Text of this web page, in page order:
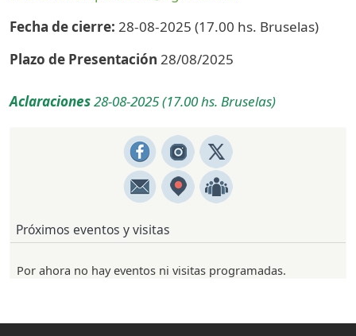
Fecha de cierre: 28-08-2025 (17.00 hs. Bruselas)
Plazo de Presentación 28/08/2025
Aclaraciones28-08-2025 (17.00 hs. Bruselas)
Próximos eventos y visitas
Por ahora no hay eventos ni visitas programadas.